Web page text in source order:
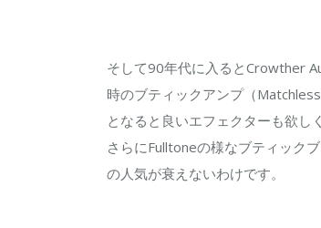
そして90年代に入るとCrowther
時のブティックアンプ（
となると良いエフェクターも欲し
さらにFulltoneの様なブティック
の人気が衰えないわけです。